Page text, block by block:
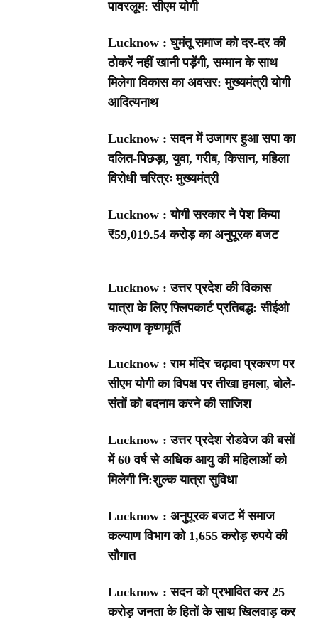
पावरलूम: सीएम योगी
Lucknow : घुमंतू समाज को दर-दर की
ठोकरें नहीं खानी पड़ेंगी, सम्मान के साथ
मिलेगा विकास का अवसर: मुख्यमंत्री योगी
आदित्यनाथ
Lucknow : सदन में उजागर हुआ सपा का
दलित-पिछड़ा, युवा, गरीब, किसान, महिला
विरोधी चरित्रः मुख्यमंत्री
Lucknow : योगी सरकार ने पेश किया
₹59,019.54 करोड़ का अनुपूरक बजट
Lucknow : उत्तर प्रदेश की विकास
यात्रा के लिए फ्लिपकार्ट प्रतिबद्ध: सीईओ
कल्याण कृष्णमूर्ति
Lucknow : राम मंदिर चढ़ावा प्रकरण पर
सीएम योगी का विपक्ष पर तीखा हमला, बोले-
संतों को बदनाम करने की साजिश
Lucknow : उत्तर प्रदेश रोडवेज की बसों
में 60 वर्ष से अधिक आयु की महिलाओं को
मिलेगी नि:शुल्क यात्रा सुविधा
Lucknow : अनुपूरक बजट में समाज
कल्याण विभाग को 1,655 करोड़ रुपये की
सौगात
Lucknow : सदन को प्रभावित कर 25
करोड़ जनता के हितों के साथ खिलवाड़ कर